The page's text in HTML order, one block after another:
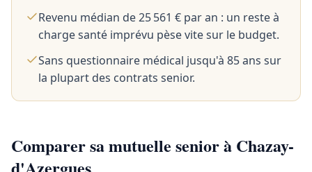
Revenu médian de 25 561 € par an : un reste à
charge santé imprévu pèse vite sur le budget.
Sans questionnaire médical jusqu'à 85 ans sur
la plupart des contrats senior.
Comparer sa mutuelle senior à Chazay-